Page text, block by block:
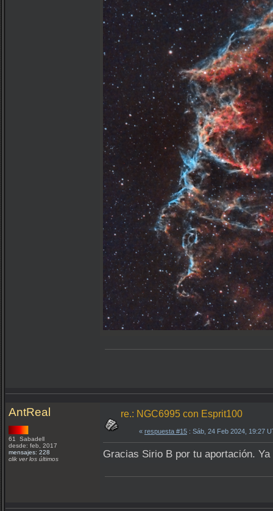
AntReal
61 Sabadell
desde: feb, 2017
mensajes: 228
clik ver los últimos
re.: NGC6995 con Esprit100
« respuesta #15 : Sáb, 24 Feb 2024, 19:27
Gracias Sirio B por tu aportación.